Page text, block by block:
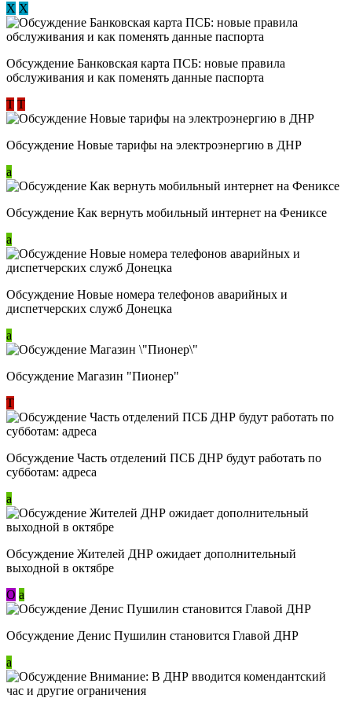
Х Х
Обсуждение ​Банковская карта ПСБ: новые правила
обслуживания и как поменять данные паспорта
Т Т
Обсуждение Новые тарифы на электроэнергию в ДНР
a
Обсуждение Как вернуть мобильный интернет на Фениксе
a
Обсуждение Новые номера телефонов аварийных и
диспетчерских служб Донецка
a
Обсуждение Магазин "Пионер"
Т
Обсуждение Часть отделений ПСБ ДНР будут работать по
субботам: адреса
a
Обсуждение Жителей ДНР ожидает дополнительный
выходной в октябре
О a
Обсуждение Денис Пушилин становится Главой ДНР
a